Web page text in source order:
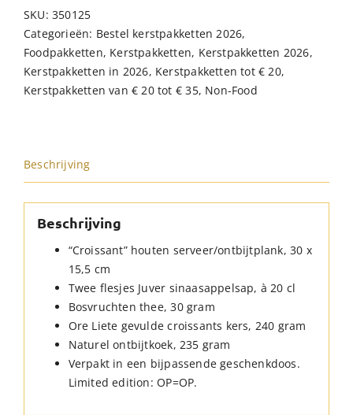
SKU:350125
Categorieën: Bestel kerstpakketten 2026,
Foodpakketten, Kerstpakketten, Kerstpakketten 2026,
Kerstpakketten in 2026, Kerstpakketten tot € 20,
Kerstpakketten van € 20 tot € 35, Non-Food
Beschrijving
Beschrijving
“Croissant” houten serveer/ontbijtplank, 30 x
15,5 cm
Twee flesjes Juver sinaasappelsap, à 20 cl
Bosvruchten thee, 30 gram
Ore Liete gevulde croissants kers, 240 gram
Naturel ontbijtkoek, 235 gram
Verpakt in een bijpassende geschenkdoos.
Limited edition: OP=OP.